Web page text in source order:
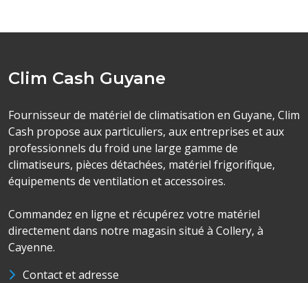
Clim Cash Guyane
Fournisseur de matériel de climatisation en Guyane, Clim
Cash propose aux particuliers, aux entreprises et aux
professionnels du froid une large gamme de
climatiseurs, pièces détachées, matériel frigorifique,
équipements de ventilation et accessoires.
Commandez en ligne et récupérez votre matériel
directement dans notre magasin situé à Collery, à
Cayenne.
Contact et adresse